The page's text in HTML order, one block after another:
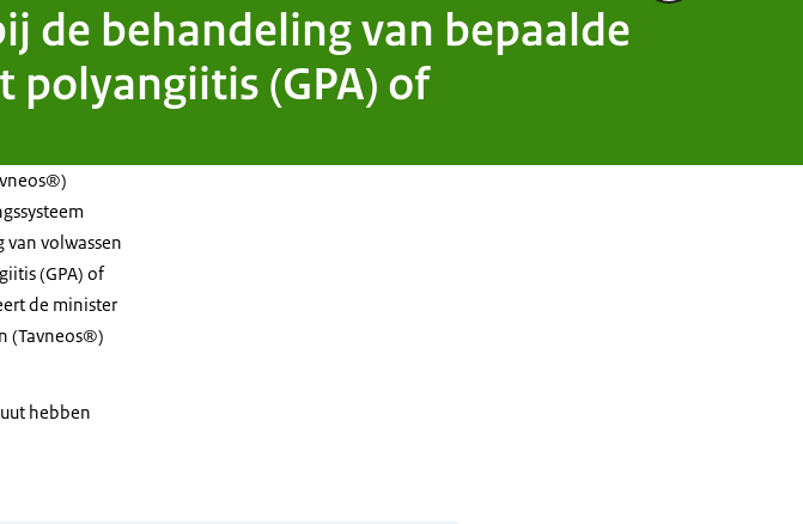
de behandeling van bepaalde
(GPA) of
volwassen
(GPA) of
de minister
(Tavneos®)
hebben